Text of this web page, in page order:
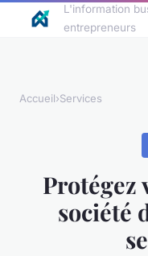
L'information
entrepreneurs
Accueil›Services
Protégez
société